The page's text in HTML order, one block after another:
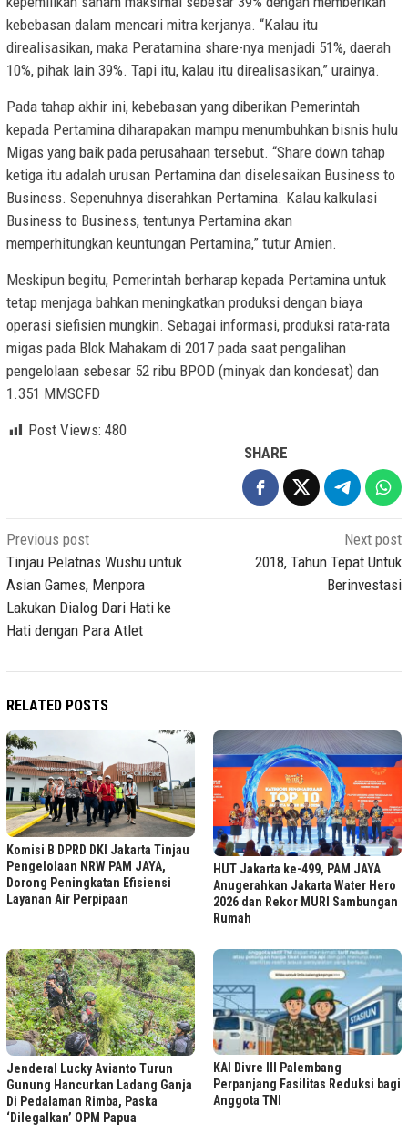
kebebasan dalam mencari mitra kerjanya. “Kalau itu
direalisasikan, maka Peratamina share-nya menjadi 51%, daerah
10%, pihak lain 39%. Tapi itu, kalau itu direalisasikan,” urainya.
Pada tahap akhir ini, kebebasan yang diberikan Pemerintah
kepada Pertamina diharapakan mampu menumbuhkan bisnis hulu
Migas yang baik pada perusahaan tersebut. “Share down tahap
ketiga itu adalah urusan Pertamina dan diselesaikan Business to
Business. Sepenuhnya diserahkan Pertamina. Kalau kalkulasi
Business to Business, tentunya Pertamina akan
memperhitungkan keuntungan Pertamina,” tutur Amien.
Meskipun begitu, Pemerintah berharap kepada Pertamina untuk
tetap menjaga bahkan meningkatkan produksi dengan biaya
operasi siefisien mungkin. Sebagai informasi, produksi rata-rata
migas pada Blok Mahakam di 2017 pada saat pengalihan
pengelolaan sebesar 52 ribu BPOD (minyak dan kondesat) dan
1.351 MMSCFD
Post Views: 480
SHARE
Post
navigation
Previous post
Tinjau Pelatnas Wushu untuk
Asian Games, Menpora
Lakukan Dialog Dari Hati ke
Hati dengan Para Atlet
Next post
2018, Tahun Tepat Untuk
Berinvestasi
RELATED POSTS
Komisi B DPRD DKI Jakarta Tinjau
Pengelolaan NRW PAM JAYA,
Dorong Peningkatan Efisiensi
Layanan Air Perpipaan
HUT Jakarta ke-499, PAM JAYA
Anugerahkan Jakarta Water Hero
2026 dan Rekor MURI Sambungan
Rumah
Jenderal Lucky Avianto Turun
Gunung Hancurkan Ladang Ganja
Di Pedalaman Rimba, Paska
‘Dilegalkan’ OPM Papua
KAI Divre III Palembang
Perpanjang Fasilitas Reduksi bagi
Anggota TNI